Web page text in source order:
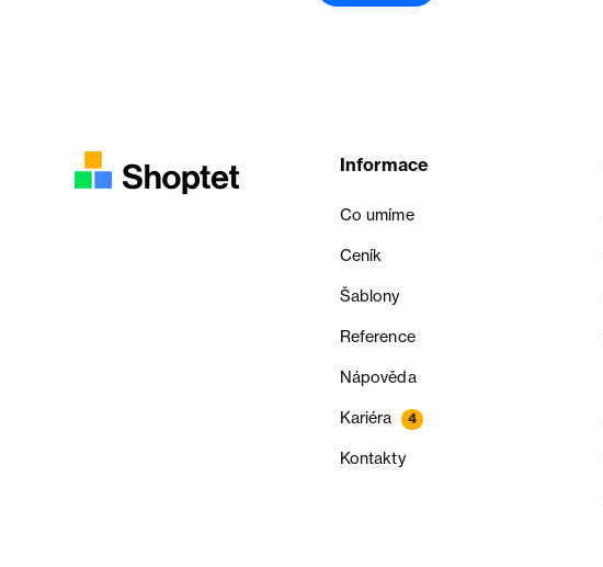
Informace
Co umíme
Ceník
Šablony
Reference
Nápověda
Kariéra 4
Kontakty